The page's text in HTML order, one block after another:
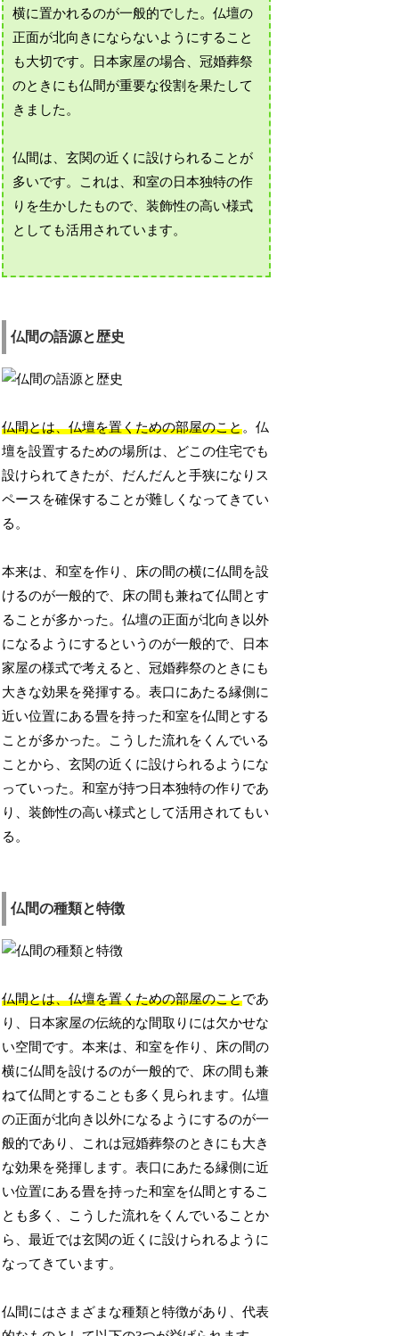
横に置かれるのが一般的でした。仏壇の
正面が北向きにならないようにすること
も大切です。日本家屋の場合、冠婚葬祭
のときにも仏間が重要な役割を果たして
きました。
仏間は、玄関の近くに設けられることが
多いです。これは、和室の日本独特の作
りを生かしたもので、装飾性の高い様式
としても活用されています。
仏間の語源と歴史
仏間とは、仏壇を置くための部屋のこと。仏
壇を設置するための場所は、どこの住宅でも
設けられてきたが、だんだんと手狭になりス
ペースを確保することが難しくなってきてい
る。
本来は、和室を作り、床の間の横に仏間を設
けるのが一般的で、床の間も兼ねて仏間とす
ることが多かった。仏壇の正面が北向き以外
になるようにするというのが一般的で、日本
家屋の様式で考えると、冠婚葬祭のときにも
大きな効果を発揮する。表口にあたる縁側に
近い位置にある畳を持った和室を仏間とする
ことが多かった。こうした流れをくんでいる
ことから、玄関の近くに設けられるようにな
っていった。和室が持つ日本独特の作りであ
り、装飾性の高い様式として活用されてもい
る。
仏間の種類と特徴
仏間とは、仏壇を置くための部屋のことであ
り、日本家屋の伝統的な間取りには欠かせな
い空間です。本来は、和室を作り、床の間の
横に仏間を設けるのが一般的で、床の間も兼
ねて仏間とすることも多く見られます。仏壇
の正面が北向き以外になるようにするのが一
般的であり、これは冠婚葬祭のときにも大き
な効果を発揮します。表口にあたる縁側に近
い位置にある畳を持った和室を仏間とするこ
とも多く、こうした流れをくんでいることか
ら、最近では玄関の近くに設けられるように
なってきています。
仏間にはさまざまな種類と特徴があり、代表